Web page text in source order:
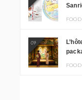
FOOD
09
FOOD